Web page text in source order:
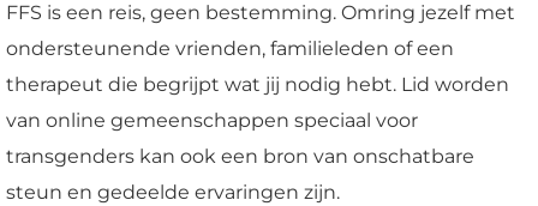
FFS is een reis, geen bestemming. Omring jezelf met
ondersteunende vrienden, familieleden of een
therapeut die begrijpt wat jij nodig hebt. Lid worden
van online gemeenschappen speciaal voor
transgenders kan ook een bron van onschatbare
steun en gedeelde ervaringen zijn.